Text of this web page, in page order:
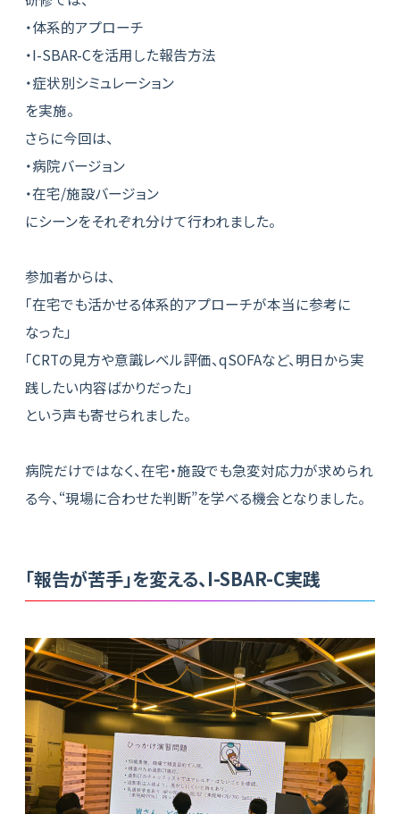
・体系的アプローチ
・I-SBAR-Cを活用した報告方法
・症状別シミュレーション
を実施。
さらに今回は、
・病院バージョン
・在宅/施設バージョン
にシーンをそれぞれ分けて行われました。
参加者からは、
「在宅でも活かせる体系的アプローチが本当に参考に
なった」
「CRTの見方や意識レベル評価、qSOFAなど、明日から実
践したい内容ばかりだった」
という声も寄せられました。
病院だけではなく、在宅・施設でも急変対応力が求められ
る今、“現場に合わせた判断”を学べる機会となりました。
「報告が苦手」を変える、I-SBAR-C実践